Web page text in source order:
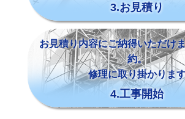
3.お見積り
お見積り内容にご納得いただけ
約。
修理に取り掛かりま
4.工事開始